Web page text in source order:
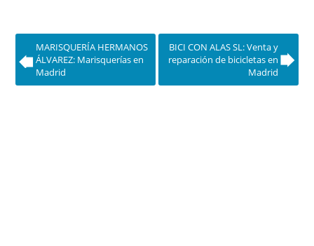
MARISQUERÍA HERMANOS
ÁLVAREZ: Marisquerías en
Madrid
BICI CON ALAS SL: Venta y
reparación de bicicletas en
Madrid